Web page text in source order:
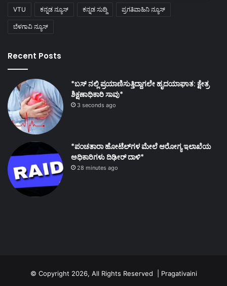
VTU ಕನ್ನಡ ನ್ಯೂಸ್ ಕನ್ನಡ ಸುದ್ದಿ ಪ್ರಗತಿವಾಹಿನಿ ನ್ಯೂಸ್
ಬೆಳಗಾವಿ ನ್ಯೂಸ್
Recent Posts
*ಬಸ್ ನಲ್ಲಿ ಪ್ರಯಾಣಿಸುತ್ತಿದ್ದಾಗಲೇ ಹೃದಯಾಘಾತ: ಕ್ಷೇತ್ರ
ಶಿಕ್ಷಣಾಧಿಕಾರಿ ಸಾವು*
3 seconds ago
*ಪಂಚತಾರಾ ಹೋಟೆಲ್‌ಗಳ ಮೇಲೆ ಆರೋಗ್ಯ ಇಲಾಖೆಯ
ಅಧಿಕಾರಿಗಳು ದಿಢೀರ್ ದಾಳಿ*
28 minutes ago
© Copyright 2026, All Rights Reserved | Pragativaini